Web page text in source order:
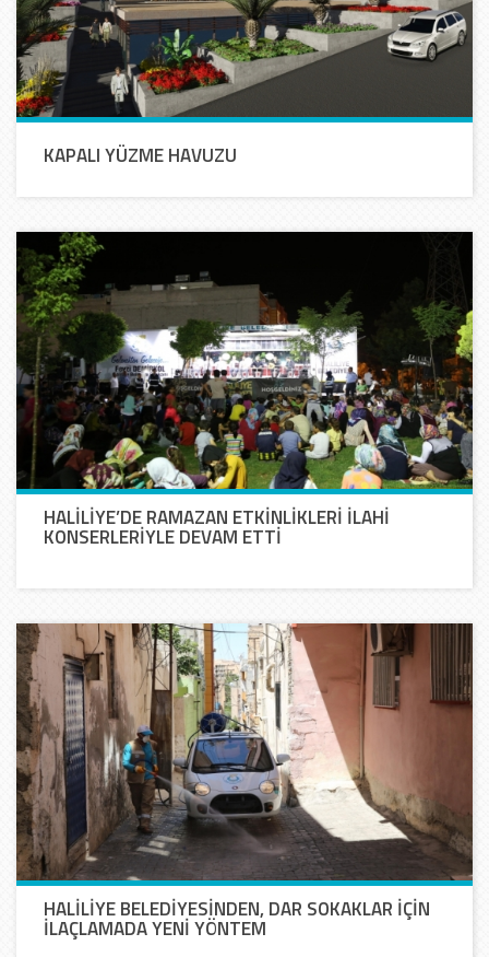
KAPALI YÜZME HAVUZU
HALİLİYE’DE RAMAZAN ETKİNLİKLERİ İLAHİ
KONSERLERİYLE DEVAM ETTİ
HALİLİYE BELEDİYESİNDEN, DAR SOKAKLAR İÇİN
İLAÇLAMADA YENİ YÖNTEM